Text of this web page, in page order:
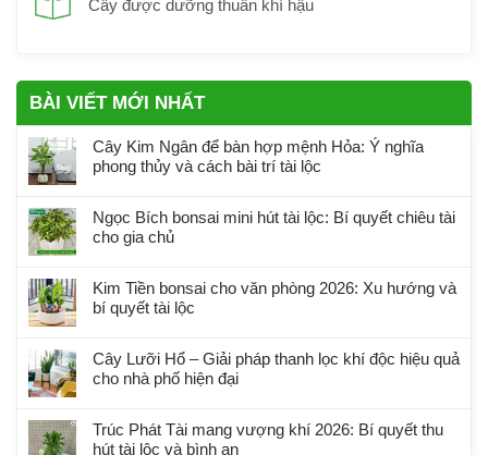
Cây được dưỡng thuần khí hậu
BÀI VIẾT MỚI NHẤT
Cây Kim Ngân để bàn hợp mệnh Hỏa: Ý nghĩa
phong thủy và cách bài trí tài lộc
Ngọc Bích bonsai mini hút tài lộc: Bí quyết chiêu tài
cho gia chủ
Kim Tiền bonsai cho văn phòng 2026: Xu hướng và
bí quyết tài lộc
Cây Lưỡi Hổ – Giải pháp thanh lọc khí độc hiệu quả
cho nhà phố hiện đại
Trúc Phát Tài mang vượng khí 2026: Bí quyết thu
hút tài lộc và bình an